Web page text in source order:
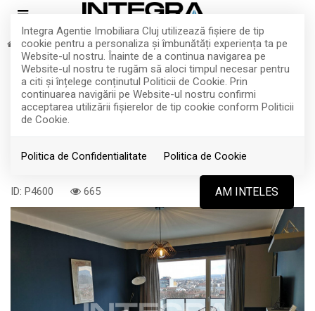
Integra Agentie Imobiliara Cluj utilizează fişiere de tip
cookie pentru a personaliza și îmbunătăți experiența ta pe
Website-ul nostru. Înainte de a continua navigarea pe
Website-ul nostru te rugăm să aloci timpul necesar pentru
a citi și înțelege conținutul Politicii de Cookie. Prin
continuarea navigării pe Website-ul nostru confirmi
acceptarea utilizării fişierelor de tip cookie conform Politicii
de Cookie.
Politica de Confidentialitate Politica de Cookie
AM INTELES
Inchiriere Apartamente Cluj-Napoca Centru
De Inchiriat Apartament 2 Camere |
Centru | Zona Mihai Viteazu |
Exlusivist
ID: P4600 665